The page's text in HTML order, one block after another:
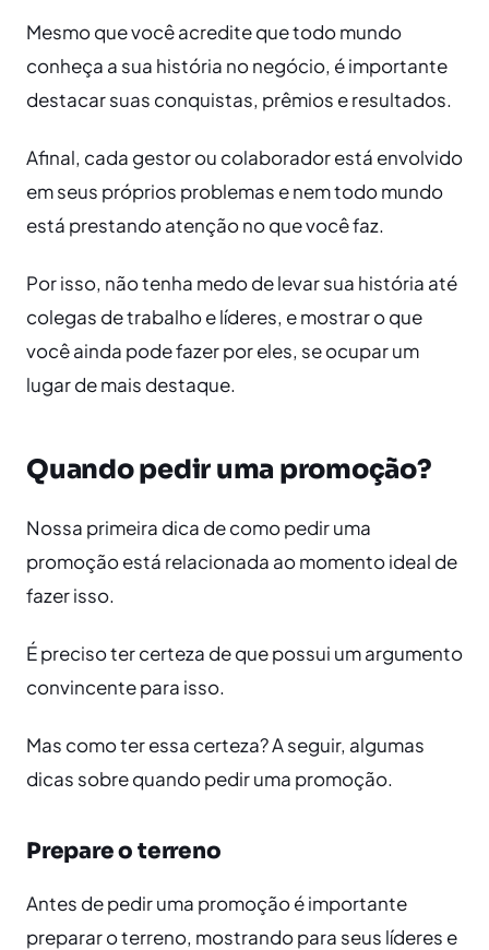
Mesmo que você acredite que todo mundo
conheça a sua história no negócio, é importante
destacar suas conquistas, prêmios e resultados.
Afinal, cada gestor ou colaborador está envolvido
em seus próprios problemas e nem todo mundo
está prestando atenção no que você faz.
Por isso, não tenha medo de levar sua história até
colegas de trabalho e líderes, e mostrar o que
você ainda pode fazer por eles, se ocupar um
lugar de mais destaque.
Quando pedir uma promoção?
Nossa primeira dica de como pedir uma
promoção está relacionada ao momento ideal de
fazer isso.
É preciso ter certeza de que possui um argumento
convincente para isso.
Mas como ter essa certeza? A seguir, algumas
dicas sobre quando pedir uma promoção.
Prepare o terreno
Antes de pedir uma promoção é importante
preparar o terreno, mostrando para seus líderes e